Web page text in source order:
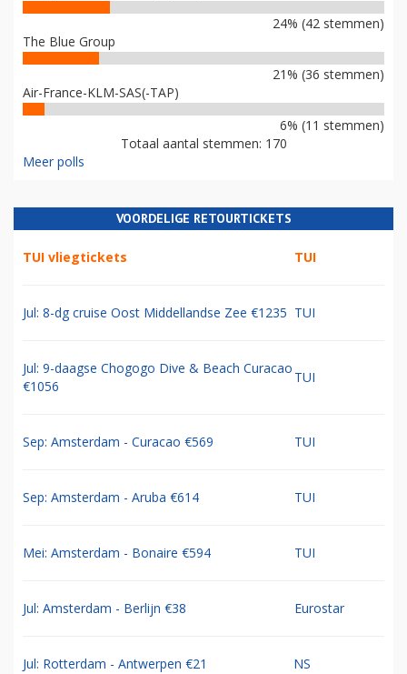
24% (42 stemmen)
The Blue Group
21% (36 stemmen)
Air-France-KLM-SAS(-TAP)
6% (11 stemmen)
Totaal aantal stemmen: 170
Meer polls
VOORDELIGE RETOURTICKETS
TUI vliegtickets TUI
Jul: 8-dg cruise Oost Middellandse Zee €1235 TUI
Jul: 9-daagse Chogogo Dive & Beach Curacao
€1056
TUI
Sep: Amsterdam - Curacao €569 TUI
Sep: Amsterdam - Aruba €614 TUI
Mei: Amsterdam - Bonaire €594 TUI
Jul: Amsterdam - Berlijn €38 Eurostar
Jul: Rotterdam - Antwerpen €21 NS